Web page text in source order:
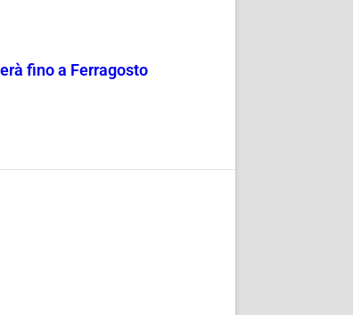
fino a Ferragosto